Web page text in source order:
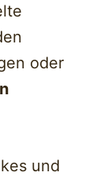
oder
und